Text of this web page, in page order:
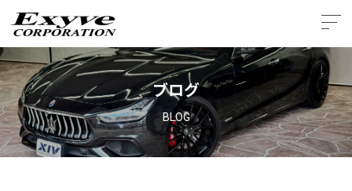
ブログ
BLOG